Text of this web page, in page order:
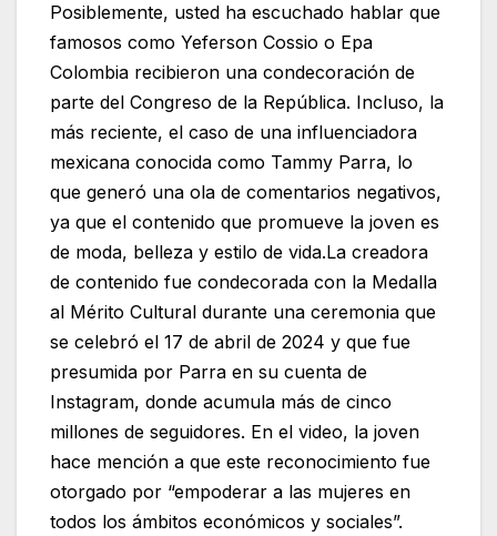
Posiblemente, usted ha escuchado hablar que
famosos como Yeferson Cossio o Epa
Colombia recibieron una condecoración de
parte del Congreso de la República. Incluso, la
más reciente, el caso de una influenciadora
mexicana conocida como Tammy Parra, lo
que generó una ola de comentarios negativos,
ya que el contenido que promueve la joven es
de moda, belleza y estilo de vida.La creadora
de contenido fue condecorada con la Medalla
al Mérito Cultural durante una ceremonia que
se celebró el 17 de abril de 2024 y que fue
presumida por Parra en su cuenta de
Instagram, donde acumula más de cinco
millones de seguidores. En el video, la joven
hace mención a que este reconocimiento fue
otorgado por “empoderar a las mujeres en
todos los ámbitos económicos y sociales”.